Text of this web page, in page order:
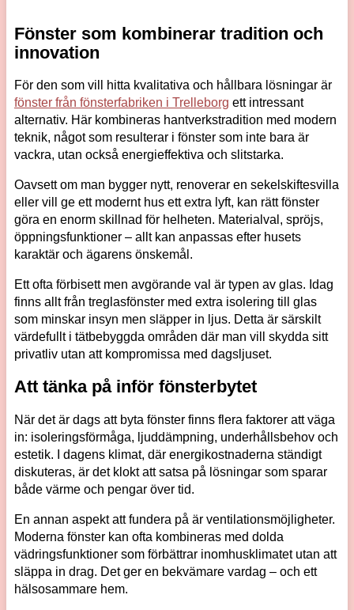
Fönster som kombinerar tradition och
innovation
För den som vill hitta kvalitativa och hållbara lösningar är
fönster från fönsterfabriken i Trelleborg ett intressant
alternativ. Här kombineras hantverkstradition med modern
teknik, något som resulterar i fönster som inte bara är
vackra, utan också energieffektiva och slitstarka.
Oavsett om man bygger nytt, renoverar en sekelskiftesvilla
eller vill ge ett modernt hus ett extra lyft, kan rätt fönster
göra en enorm skillnad för helheten. Materialval, spröjs,
öppningsfunktioner – allt kan anpassas efter husets
karaktär och ägarens önskemål.
Ett ofta förbisett men avgörande val är typen av glas. Idag
finns allt från treglasfönster med extra isolering till glas
som minskar insyn men släpper in ljus. Detta är särskilt
värdefullt i tätbebyggda områden där man vill skydda sitt
privatliv utan att kompromissa med dagsljuset.
Att tänka på inför fönsterbytet
När det är dags att byta fönster finns flera faktorer att väga
in: isoleringsförmåga, ljuddämpning, underhållsbehov och
estetik. I dagens klimat, där energikostnaderna ständigt
diskuteras, är det klokt att satsa på lösningar som sparar
både värme och pengar över tid.
En annan aspekt att fundera på är ventilationsmöjligheter.
Moderna fönster kan ofta kombineras med dolda
vädringsfunktioner som förbättrar inomhusklimatet utan att
släppa in drag. Det ger en bekvämare vardag – och ett
hälsosammare hem.